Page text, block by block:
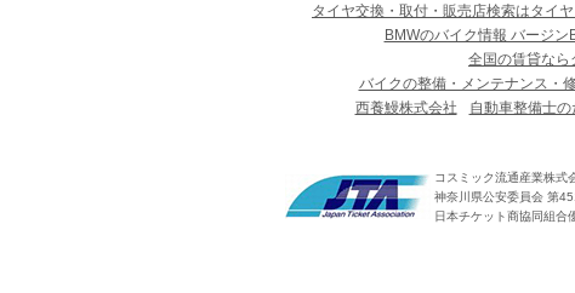
タイヤ交換・取付・販売店検索はタイヤ
BMWのバイク情報 バージン
全国の賃貸なら
バイクの整備・メンテナンス・
西養鰻株式会社
自動車整備士
コスミック流通産業株式
神奈川県公安委員会 第
日本チケット商協同組合